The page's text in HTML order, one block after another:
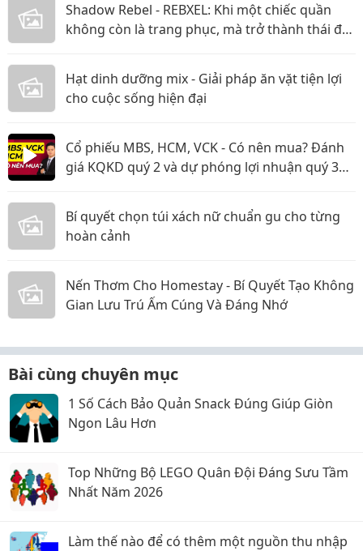
Shadow Rebel - REBXEL: Khi một chiếc quần
không còn là trang phục, mà trở thành thái độ
Hạt dinh dưỡng mix - Giải pháp ăn vặt tiện lợi
cho cuộc sống hiện đại
Cổ phiếu MBS, HCM, VCK - Có nên mua? Đánh
giá KQKD quý 2 và dự phóng lợi nhuận quý 3
Bí quyết chọn túi xách nữ chuẩn gu cho từng
hoàn cảnh
Nến Thơm Cho Homestay - Bí Quyết Tạo Không
Gian Lưu Trú Ấm Cúng Và Đáng Nhớ
Bài cùng chuyên mục
1 Số Cách Bảo Quản Snack Đúng Giúp Giòn
Ngon Lâu Hơn
Top Những Bộ LEGO Quân Đội Đáng Sưu Tầm
Nhất Năm 2026
Làm thế nào để có thêm một nguồn thu nhập